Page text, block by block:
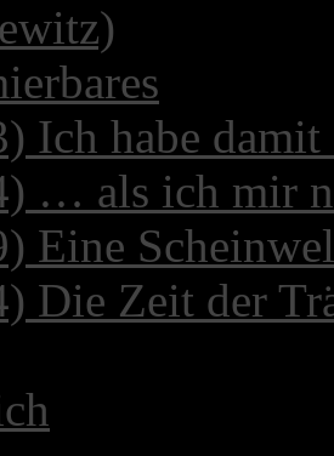
Ich habe
… als ich mir
Eine
Die Zeit der